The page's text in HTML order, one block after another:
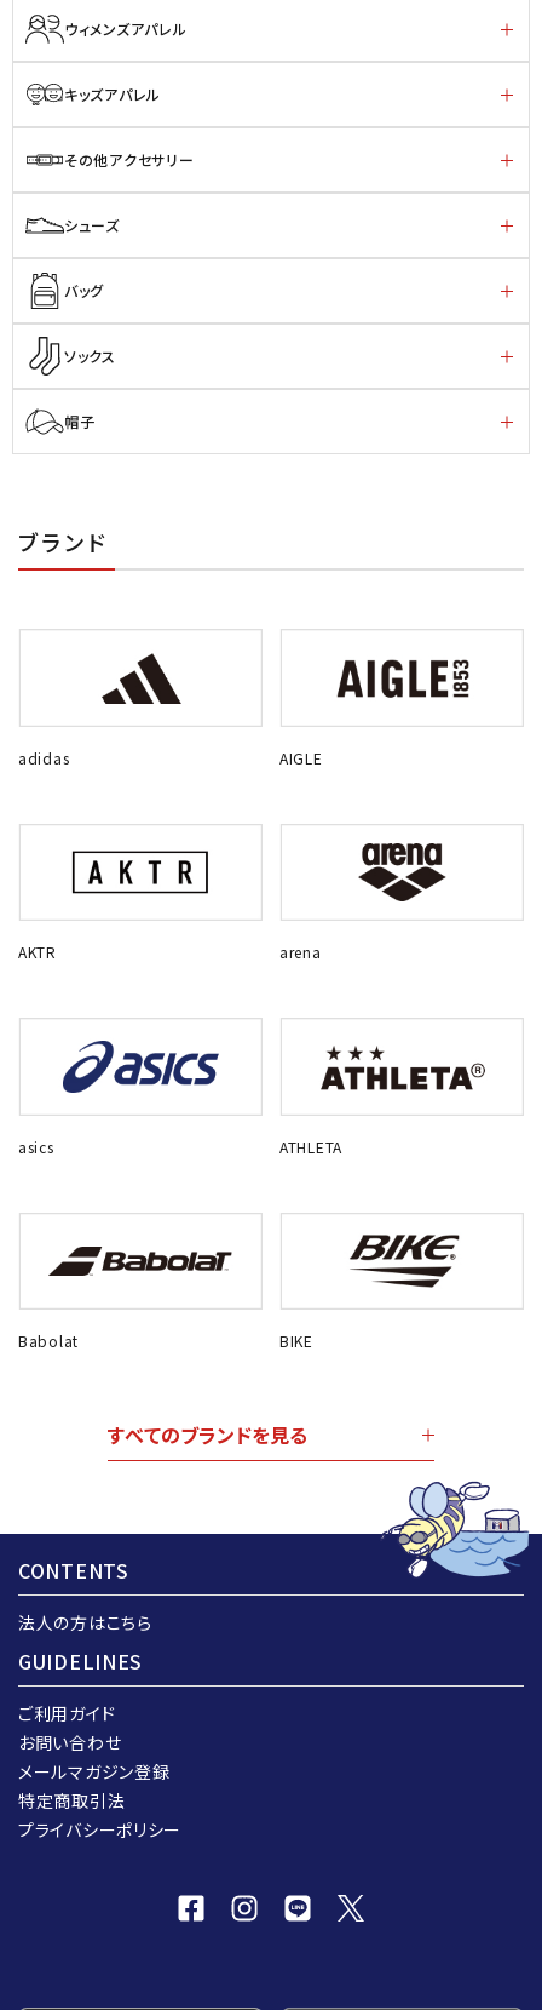
ウィメンズアパレル
キッズアパレル
その他アクセサリー
シューズ
バッグ
ソックス
帽子
ブランド
adidas AIGLE
AKTR arena
asics ATHLETA
Babolat BIKE
すべてのブランドを見る
CONTENTS
法人の方はこちら
GUIDELINES
ご利用ガイド
お問い合わせ
メールマガジン登録
特定商取引法
プライバシーポリシー